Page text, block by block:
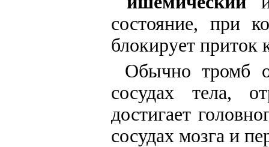
состояние, при
блокирует приток
Обычно тромб
сосудах тела,
достигает
сосудах мозга и